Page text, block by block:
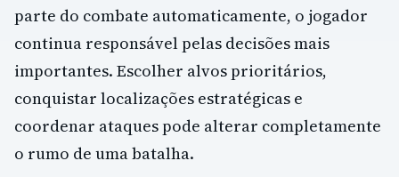
parte do combate automaticamente, o jogador
continua responsável pelas decisões mais
importantes. Escolher alvos prioritários,
conquistar localizações estratégicas e
coordenar ataques pode alterar completamente
o rumo de uma batalha.